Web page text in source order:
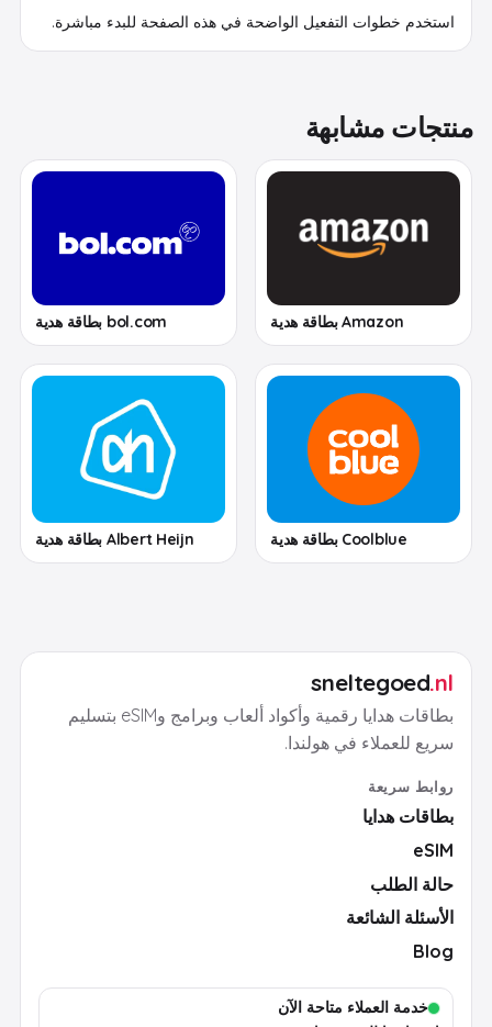
استخدم خطوات التفعيل الواضحة في هذه الصفحة للبدء مباشرة.
منتجات مشابهة
Amazon بطاقة هدية bol.com بطاقة هدية
Coolblue بطاقة هدية Albert Heijn بطاقة هدية
sneltegoed.nl
بطاقات هدايا رقمية وأكواد ألعاب وبرامج وeSIM بتسليم
سريع للعملاء في هولندا.
روابط سريعة
بطاقات هدايا
eSIM
حالة الطلب
الأسئلة الشائعة
Blog
خدمة العملاء متاحة الآن